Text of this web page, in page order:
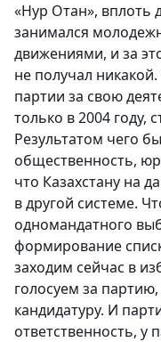
«Нур Отан», вплоть
занимался
движениями, и за
не получал
партии за свою
только в 2004 году,
Результатом чего
общественность,
что Казахстану на
в другой системе.
одномандатного
формирование
заходим сейчас в
голосуем за
кандидатуру. И
ответственность, у